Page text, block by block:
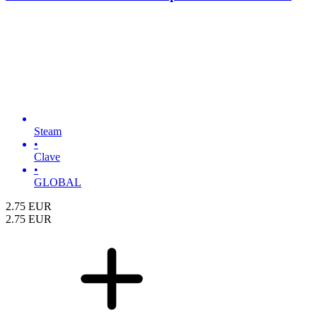
Steam
•
Clave
•
GLOBAL
2.75 EUR
2.75 EUR